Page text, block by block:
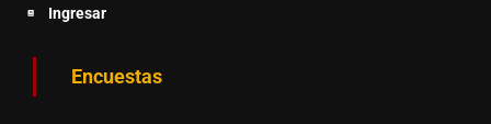
Ingresar
Encuestas